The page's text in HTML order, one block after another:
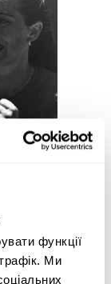
функції
Ми